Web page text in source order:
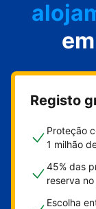
Registo
Proteção
1 milhão
45% das
reserva
Escolha